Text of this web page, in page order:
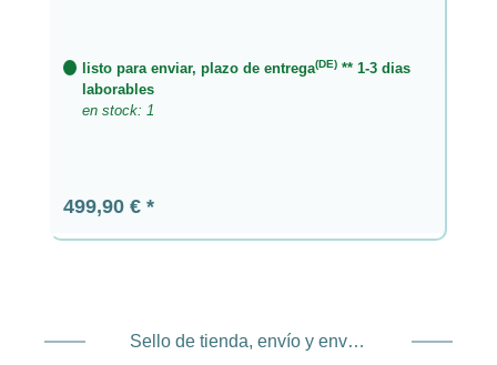
listo para enviar, plazo de entrega(DE) ** 1-3 dias
laborables
en stock: 1
Precio normal:
499,90 €
Sello de tienda, envío y envío. Proveedor de servicios de pago